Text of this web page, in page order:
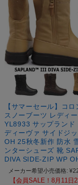
【サマーセール】コロ
スノーブーツ レディ
YL8933 サップランド
ディーヴァ サイドジ
OH 25秋冬新作 防水
ンターシューズ 靴
DIVA SIDE-ZIP WP
メーカー希望小売価格:
【会員SALE！8月11日